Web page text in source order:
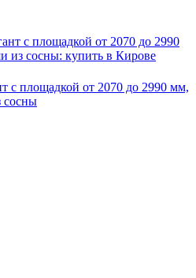
с площадкой от 2070 до 2990 мм,
сосны